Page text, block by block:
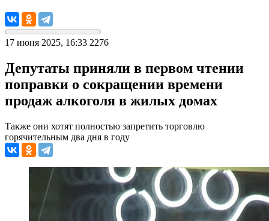
17 июня 2025, 16:33 2276
Депутаты приняли в первом чтении
поправки о сокращении времени
продаж алкоголя в жилых домах
Также они хотят полностью запретить торговлю
горячительным два дня в году